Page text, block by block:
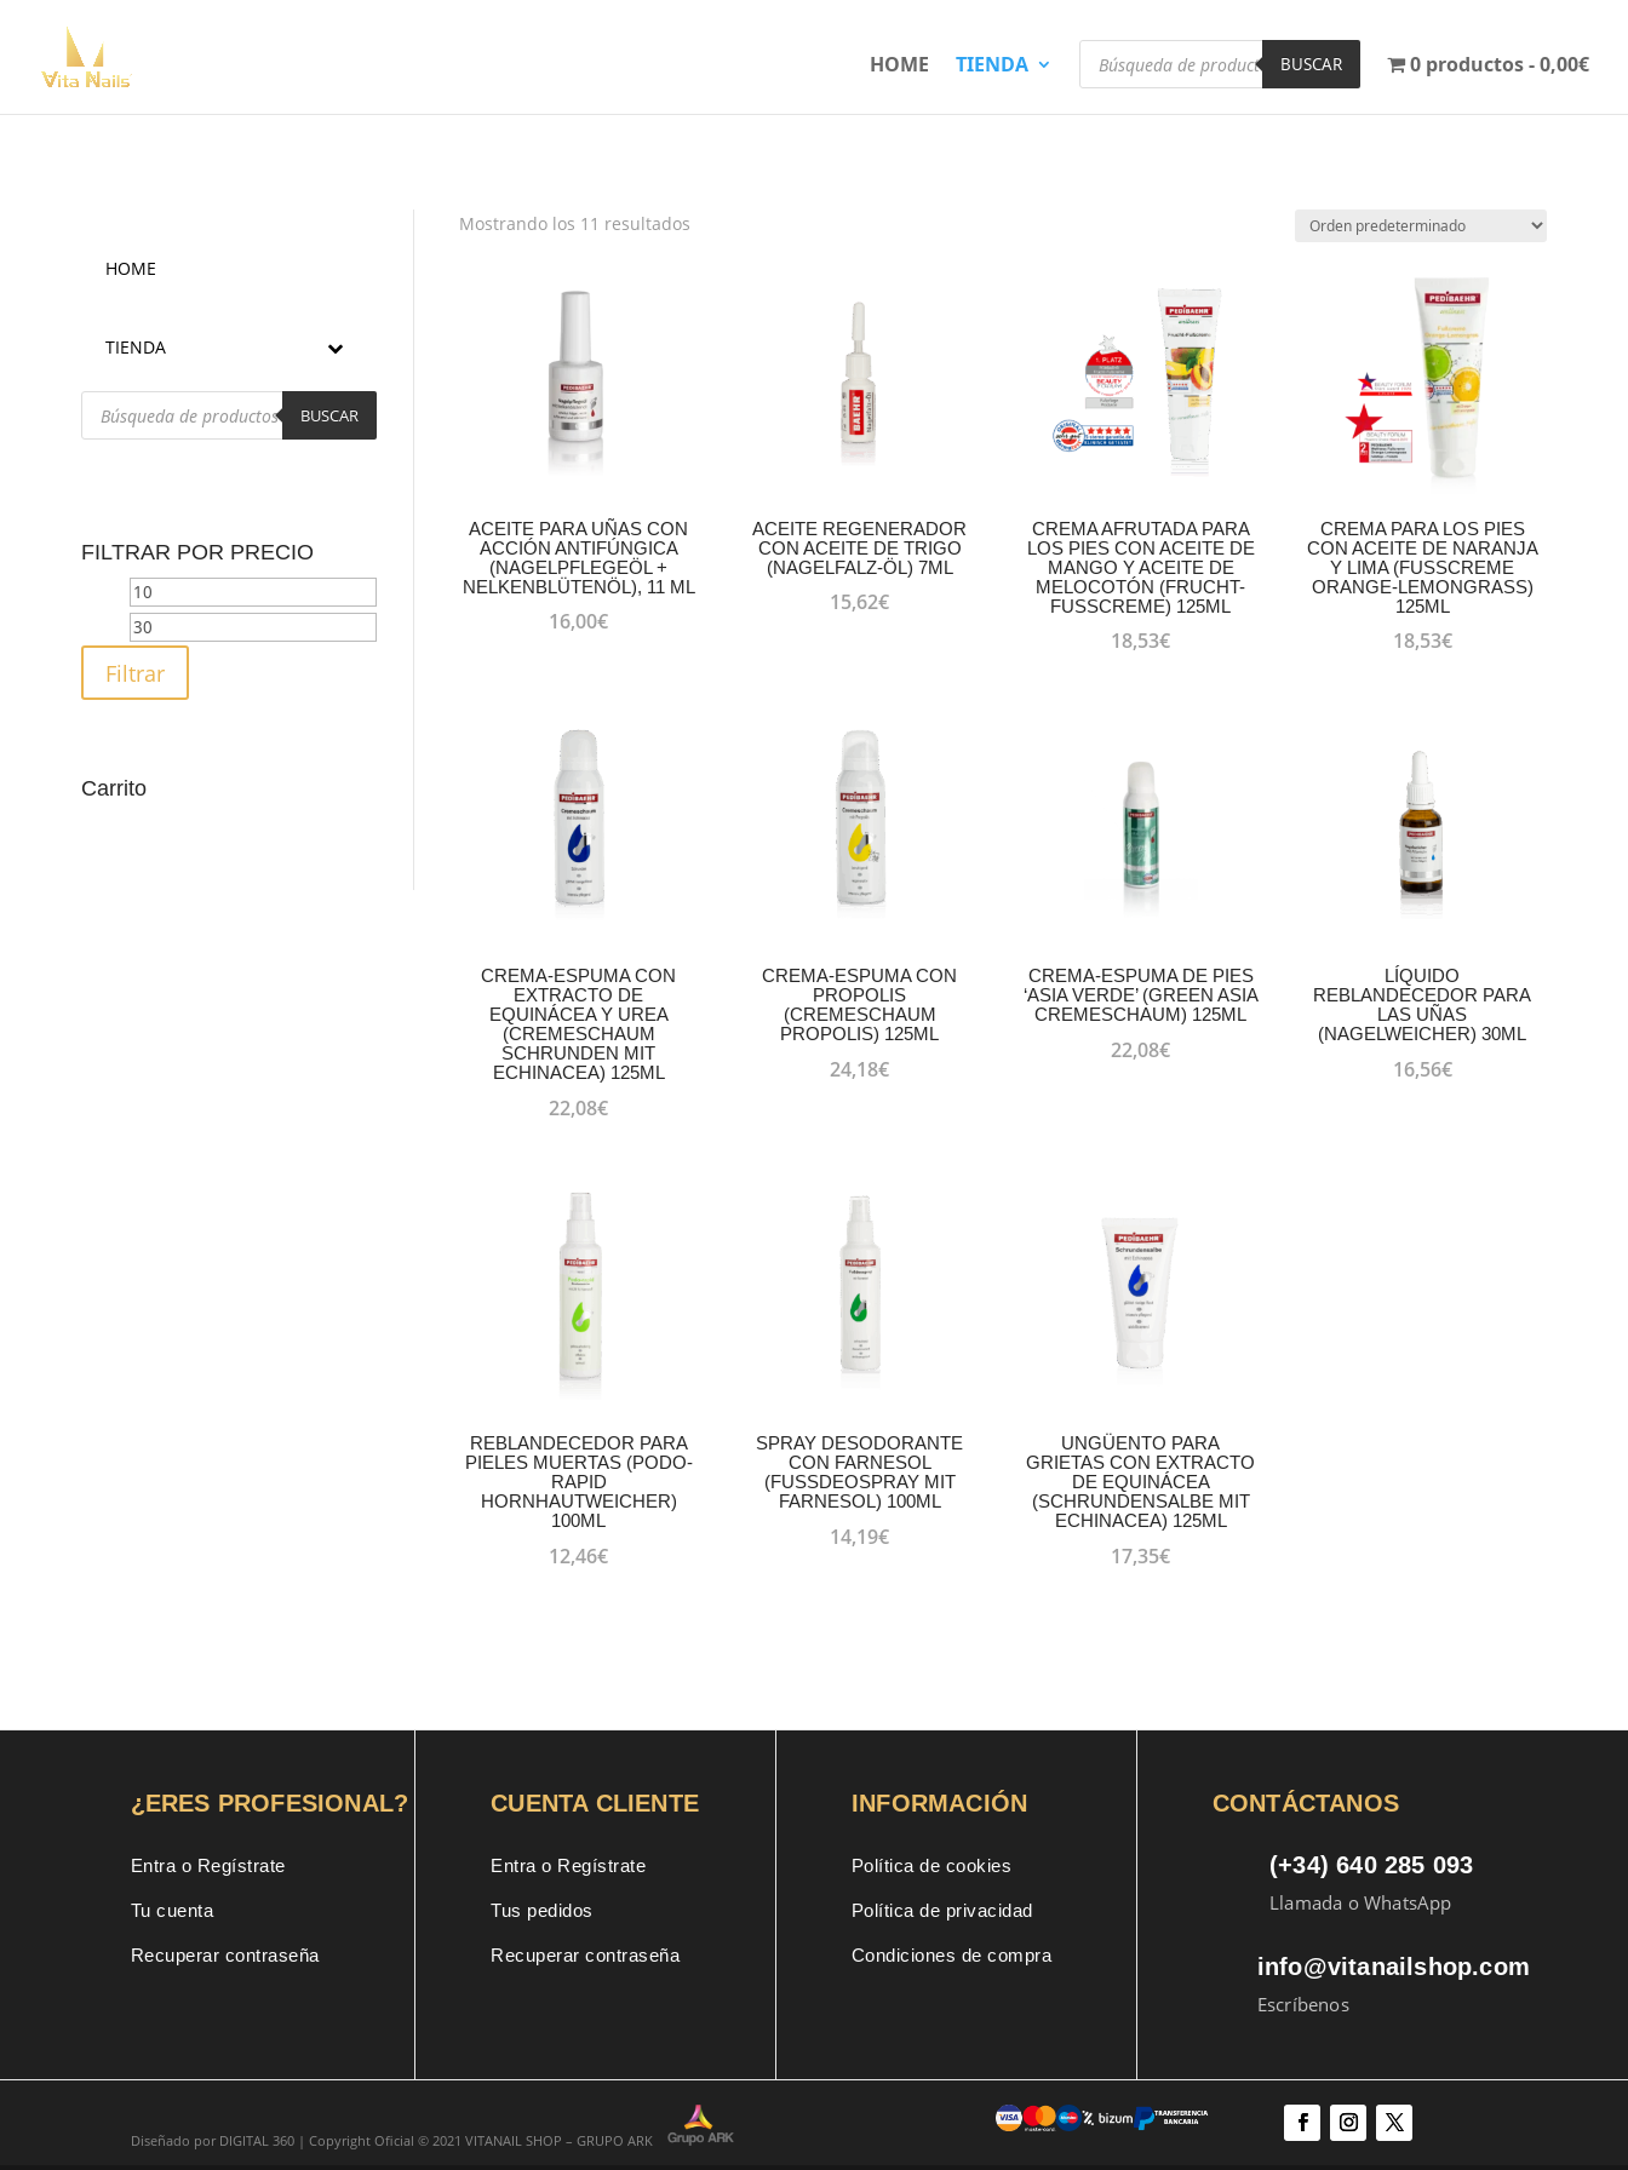
HOME TIENDA
Búsqueda
productos
BUSCAR 0 productos 0,00€
HOME
TIENDA
Búsqueda
productos
BUSCAR
FILTRAR POR PRECIO
Precio
mínimo
Filtrar
Carrito
Mostrando los 11 resultados
ACEITE PARA UÑAS CON
ACCIÓN ANTIFÚNGICA
(NAGELPFLEGEÖL +
NELKENBLÜTENÖL), 11 ML
16,00€
ACEITE REGENERADOR
CON ACEITE DE TRIGO
(NAGELFALZ-ÖL) 7ML
15,62€
CREMA AFRUTADA PARA
LOS PIES CON ACEITE DE
MANGO Y ACEITE DE
MELOCOTÓN (FRUCHT-
FUSSCREME) 125ML
18,53€
CREMA PARA LOS PIES
CON ACEITE DE NARANJA
Y LIMA (FUSSCREME
ORANGE-LEMONGRASS)
125ML
18,53€
CREMA-ESPUMA CON
EXTRACTO DE
EQUINÁCEA Y UREA
(CREMESCHAUM
SCHRUNDEN MIT
ECHINACEA) 125ML
22,08€
CREMA-ESPUMA CON
PROPOLIS
(CREMESCHAUM
PROPOLIS) 125ML
24,18€
CREMA-ESPUMA DE PIES
‘ASIA VERDE’ (GREEN ASIA
CREMESCHAUM) 125ML
22,08€
LÍQUIDO
REBLANDECEDOR PARA
LAS UÑAS
(NAGELWEICHER) 30ML
16,56€
REBLANDECEDOR PARA
PIELES MUERTAS (PODO-
RAPID
HORNHAUTWEICHER)
100ML
12,46€
SPRAY DESODORANTE
CON FARNESOL
(FUSSDEOSPRAY MIT
FARNESOL) 100ML
14,19€
UNGÜENTO PARA
GRIETAS CON EXTRACTO
DE EQUINÁCEA
(SCHRUNDENSALBE MIT
ECHINACEA) 125ML
17,35€
¿ERES PROFESIONAL?
Entra o Regístrate
Tu cuenta
Recuperar contraseña
CUENTA CLIENTE
Entra o Regístrate
Tus pedidos
Recuperar contraseña
INFORMACIÓN
Política de cookies
Política de privacidad
Condiciones de compra
CONTÁCTANOS
(+34) 640 285 093
Llamada o WhatsApp
info@vitanailshop.com
Escríbenos
Diseñado por DIGITAL 360 | Copyright Oficial © 2021 VITANAIL SHOP – GRUPO ARK